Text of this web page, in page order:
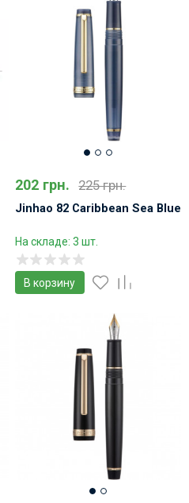
202 грн. 225 грн.
Jinhao 82 Caribbean Sea Blue
На складе: 3 шт.
В корзину